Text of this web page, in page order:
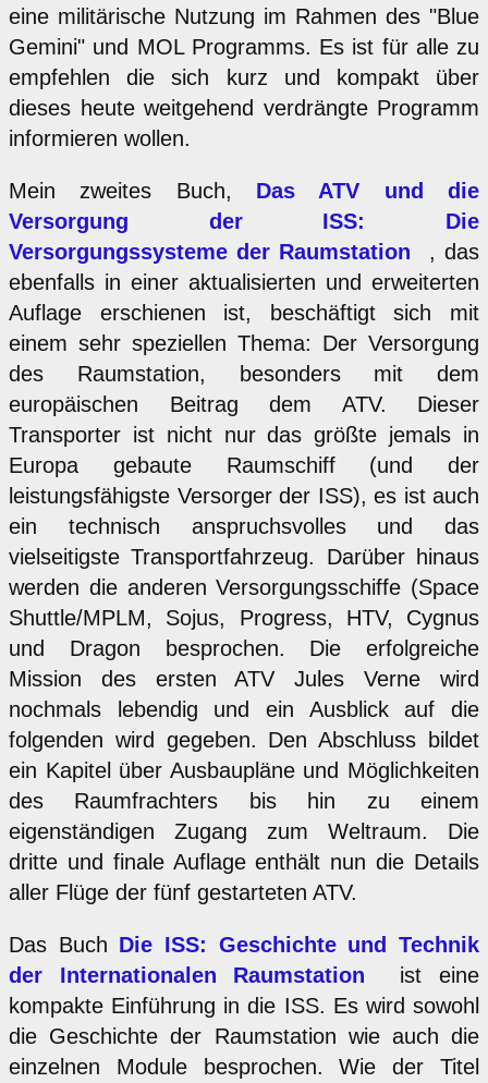
eine militärische Nutzung im Rahmen des "Blue
Gemini" und MOL Programms. Es ist für alle zu
empfehlen die sich kurz und kompakt über
dieses heute weitgehend verdrängte Programm
informieren wollen.
Mein zweites Buch, Das ATV und die
Versorgung der ISS: Die
Versorgungssysteme der Raumstation
, das
ebenfalls in einer aktualisierten und erweiterten
Auflage erschienen ist, beschäftigt sich mit
einem sehr speziellen Thema: Der Versorgung
des Raumstation, besonders mit dem
europäischen Beitrag dem ATV. Dieser
Transporter ist nicht nur das größte jemals in
Europa gebaute Raumschiff (und der
leistungsfähigste Versorger der ISS), es ist auch
ein technisch anspruchsvolles und das
vielseitigste Transportfahrzeug. Darüber hinaus
werden die anderen Versorgungsschiffe (Space
Shuttle/MPLM, Sojus, Progress, HTV, Cygnus
und Dragon besprochen. Die erfolgreiche
Mission des ersten ATV Jules Verne wird
nochmals lebendig und ein Ausblick auf die
folgenden wird gegeben. Den Abschluss bildet
ein Kapitel über Ausbaupläne und Möglichkeiten
des Raumfrachters bis hin zu einem
eigenständigen Zugang zum Weltraum. Die
dritte und finale Auflage enthält nun die Details
aller Flüge der fünf gestarteten ATV.
Das Buch Die ISS: Geschichte und Technik
der Internationalen Raumstation
ist eine
kompakte Einführung in die ISS. Es wird sowohl
die Geschichte der Raumstation wie auch die
einzelnen Module besprochen. Wie der Titel